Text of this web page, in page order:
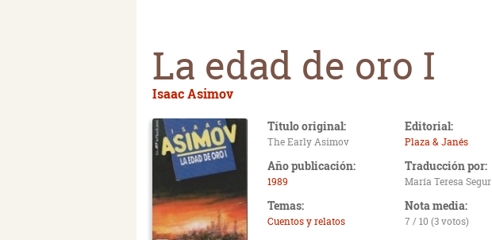
La edad de oro I
Isaac Asimov
Título original:
The Early Asimov
Editorial:
Plaza & Janés
Año publicación:
1989
Traducción por:
María Teresa Segur
Temas:
Cuentos y relatos
Nota media:
7 / 10 (3 votos)